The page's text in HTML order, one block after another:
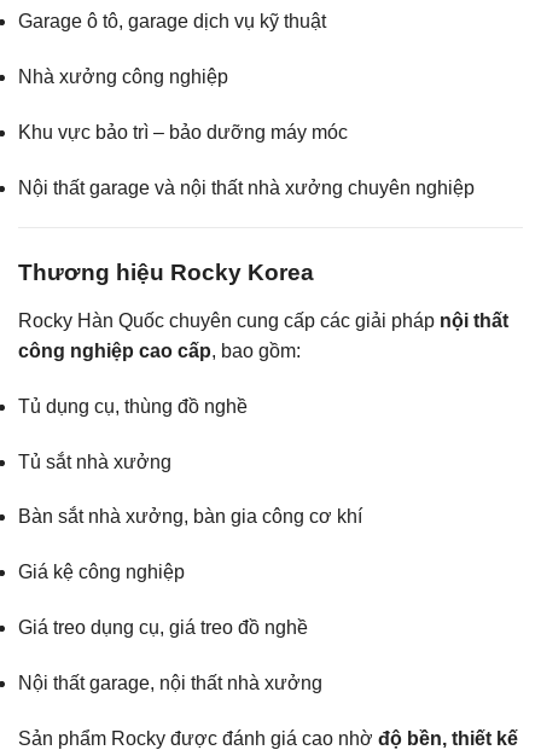
Garage ô tô, garage dịch vụ kỹ thuật
Nhà xưởng công nghiệp
Khu vực bảo trì – bảo dưỡng máy móc
Nội thất garage và nội thất nhà xưởng chuyên nghiệp
Thương hiệu Rocky Korea
Rocky Hàn Quốc chuyên cung cấp các giải pháp nội thất
công nghiệp cao cấp, bao gồm:
Tủ dụng cụ, thùng đồ nghề
Tủ sắt nhà xưởng
Bàn sắt nhà xưởng, bàn gia công cơ khí
Giá kệ công nghiệp
Giá treo dụng cụ, giá treo đồ nghề
Nội thất garage, nội thất nhà xưởng
Sản phẩm Rocky được đánh giá cao nhờ độ bền, thiết kế